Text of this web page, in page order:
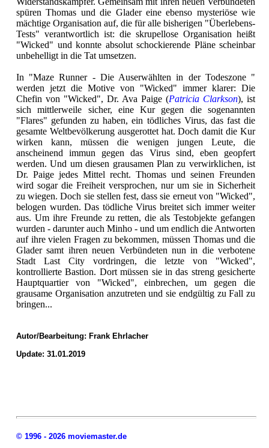
spüren Thomas und die Glader eine ebenso mysteriöse wie
mächtige Organisation auf, die für alle bisherigen "Überlebens-
Tests" verantwortlich ist: die skrupellose Organisation heißt
"Wicked" und konnte absolut schockierende Pläne scheinbar
unbehelligt in die Tat umsetzen.
In "Maze Runner - Die Auserwählten in der Todeszone "
werden jetzt die Motive von "Wicked" immer klarer: Die
Chefin von "Wicked", Dr. Ava Paige (Patricia Clarkson), ist
sich mittlerweile sicher, eine Kur gegen die sogenannten
"Flares" gefunden zu haben, ein tödliches Virus, das fast die
gesamte Weltbevölkerung ausgerottet hat. Doch damit die Kur
wirken kann, müssen die wenigen jungen Leute, die
anscheinend immun gegen das Virus sind, eben geopfert
werden. Und um diesen grausamen Plan zu verwirklichen, ist
Dr. Paige jedes Mittel recht. Thomas und seinen Freunden
wird sogar die Freiheit versprochen, nur um sie in Sicherheit
zu wiegen. Doch sie stellen fest, dass sie erneut von "Wicked",
belogen wurden. Das tödliche Virus breitet sich immer weiter
aus. Um ihre Freunde zu retten, die als Testobjekte gefangen
wurden - darunter auch Minho - und um endlich die Antworten
auf ihre vielen Fragen zu bekommen, müssen Thomas und die
Glader samt ihren neuen Verbündeten nun in die verbotene
Stadt Last City vordringen, die letzte von "Wicked",
kontrollierte Bastion. Dort müssen sie in das streng gesicherte
Hauptquartier von "Wicked", einbrechen, um gegen die
grausame Organisation anzutreten und sie endgültig zu Fall zu
bringen...
Autor/Bearbeitung: Frank Ehrlacher
Update: 31.01.2019
© 1996 - 2026 moviemaster.de